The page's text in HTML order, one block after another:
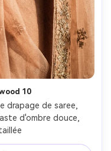
10
drapage de saree,
d'ombre douce,